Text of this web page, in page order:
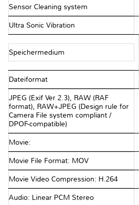
Sensor Cleaning system
Ultra Sonic Vibration
Speichermedium
Dateiformat
JPEG (Exif Ver 2.3), RAW (RAF
format), RAW+JPEG (Design rule for
Camera File system compliant /
DPOF-compatible)
Movie:
Movie File Format: MOV
Movie Video Compression: H.264
Audio: Linear PCM Stereo